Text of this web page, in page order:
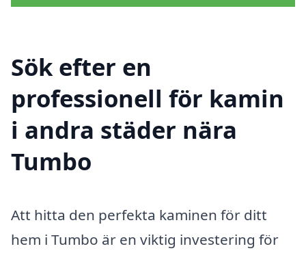
Sök efter en
professionell för kamin
i andra städer nära
Tumbo
Att hitta den perfekta kaminen för ditt
hem i Tumbo är en viktig investering för